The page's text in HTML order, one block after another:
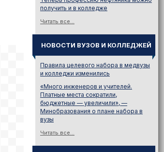
получить и в колледже
Читать все...
НОВОСТИ ВУЗОВ И КОЛЛЕДЖЕЙ
Правила целевого набора в медвузы
и колледжи изменились
«Много инженеров и учителей.
Платные места сократили,
бюджетные — увеличили», —
Минобразования о плане набора в
вузы
Читать все...